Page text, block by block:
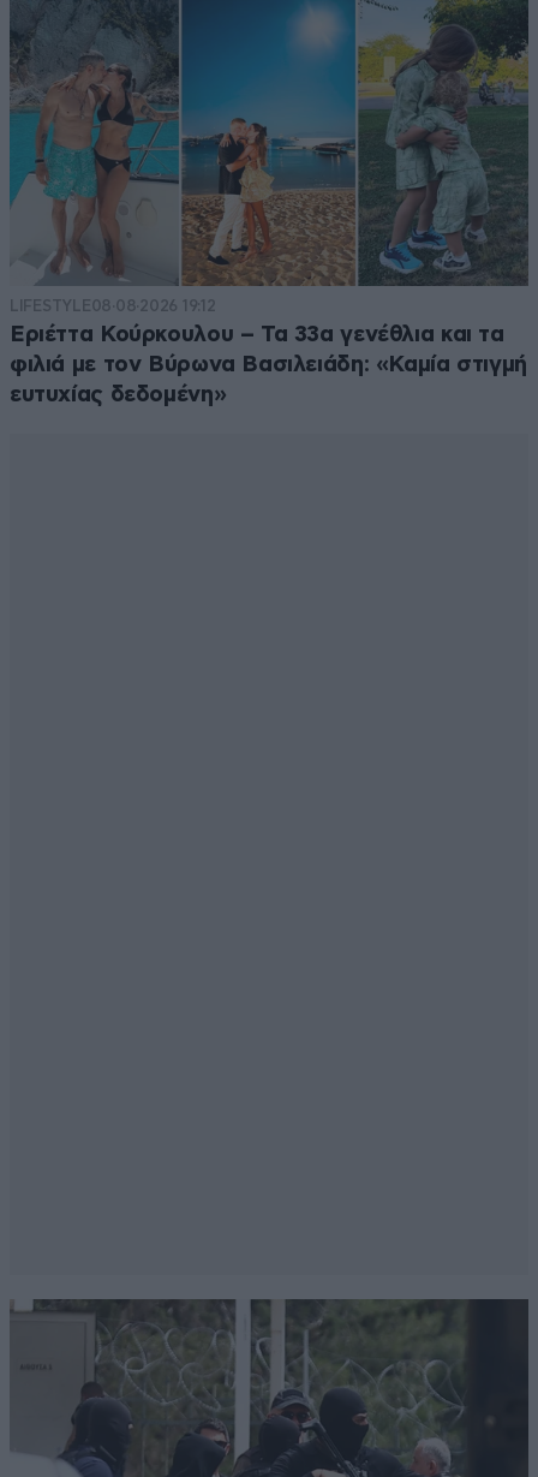
LIFESTYLE08·08·2026 19:12
Εριέττα Κούρκουλου – Τα 33α γενέθλια και τα
φιλιά με τον Βύρωνα Βασιλειάδη: «Καμία στιγμή
ευτυχίας δεδομένη»